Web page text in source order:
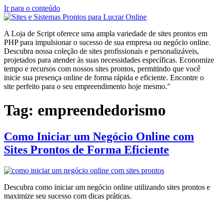
Ir para o conteúdo
A Loja de Script oferece uma ampla variedade de sites prontos em
PHP para impulsionar o sucesso de sua empresa ou negócio online.
Descubra nossa coleção de sites profissionais e personalizáveis,
projetados para atender às suas necessidades específicas. Economize
tempo e recursos com nossos sites prontos, permitindo que você
inicie sua presença online de forma rápida e eficiente. Encontre o
site perfeito para o seu empreendimento hoje mesmo."
Tag: empreendedorismo
Como Iniciar um Negócio Online com
Sites Prontos de Forma Eficiente
Descubra como iniciar um negócio online utilizando sites prontos e
maximize seu sucesso com dicas práticas.